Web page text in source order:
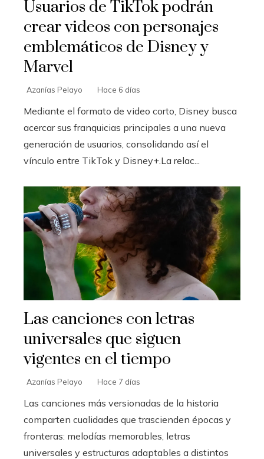
Usuarios de TikTok podrán
crear videos con personajes
emblemáticos de Disney y
Marvel
Azanías Pelayo Hace 6 días
Mediante el formato de video corto, Disney busca
acercar sus franquicias principales a una nueva
generación de usuarios, consolidando así el
vínculo entre TikTok y Disney+.La relac...
Las canciones con letras
universales que siguen
vigentes en el tiempo
Azanías Pelayo Hace 7 días
Las canciones más versionadas de la historia
comparten cualidades que trascienden épocas y
fronteras: melodías memorables, letras
universales y estructuras adaptables a distintos